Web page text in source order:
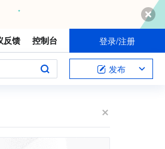
反馈 控制台 登录/注册
发布